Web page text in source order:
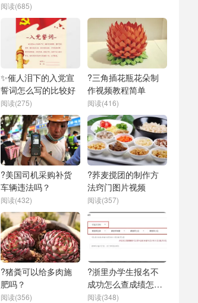
阅读(685)
✨催人泪下的入党宣
誓词怎么写的比较好
阅读(275)
?三角插花瓶花朵制
作视频教程简单
阅读(416)
?美国司机采购补货
车辆违法吗？
阅读(432)
?荞麦搅团的制作方
法窍门图片视频
阅读(357)
?猪粪可以给多肉施
肥吗？
阅读(356)
?浙里办学生报名不
成功怎么查成绩怎么
解决
阅读(348)